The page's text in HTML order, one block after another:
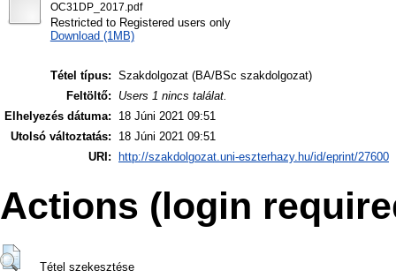
OC31DP_2017.pdf
Restricted to Registered users only
Download (1MB)
Tétel típus: Szakdolgozat (BA/BSc szakdolgozat)
Feltöltő:
Users 1 nincs találat.
Elhelyezés dátuma:
18 Júni 2021 09:51
Utolsó változtatás:
18 Júni 2021 09:51
URI:
http://szakdolgozat.uni-eszterhazy.hu/id/eprint/27600
Actions (login
Tétel szekesztése